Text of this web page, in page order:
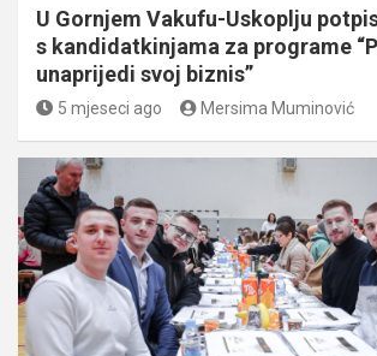
U Gornjem Vakufu-Uskoplju
s kandidatkinjama za programe
unaprijedi svoj biznis”
5 mjeseci ago Mersima Muminović